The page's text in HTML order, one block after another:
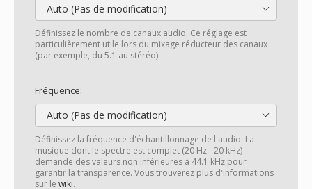
Auto (Pas de modification)
Définissez le nombre de canaux audio. Ce réglage est
particulièrement utile lors du mixage réducteur des canaux
(par exemple, du 5.1 au stéréo).
Fréquence:
Auto (Pas de modification)
Définissez la fréquence d'échantillonnage de l'audio. La
musique dont le spectre est complet (20 Hz - 20 kHz)
demande des valeurs non inférieures à 44.1 kHz pour
garantir la transparence. Vous trouverez plus d'informations
sur le wiki.